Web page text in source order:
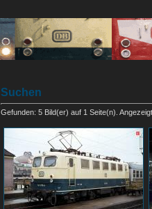
Suchen
Gefunden: 5 Bild(er) auf 1 Seite(n).